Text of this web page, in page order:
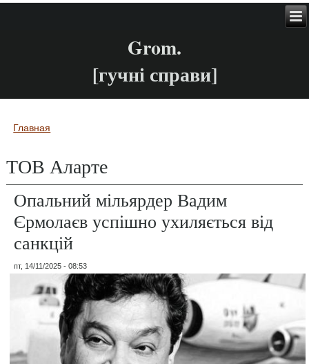
Grom.
[гучні справи]
Вы здесь
Главная
ТОВ Аларте
Опальний мільярдер Вадим
Єрмолаєв успішно ухиляється від
санкцій
пт, 14/11/2025 - 08:53